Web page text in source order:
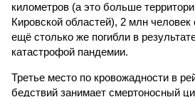
километров (а это больше
Кировской областей), 2 млн человек
ещё столько же погибли в
катастрофой пандемии.
Третье место по кровожадности в
бедствий занимает смертоносный